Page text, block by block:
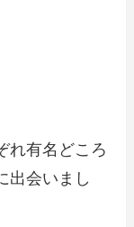
れ有名どころ
出会いまし